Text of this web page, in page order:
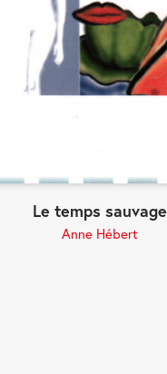
Le temps sauvage
Anne Hébert